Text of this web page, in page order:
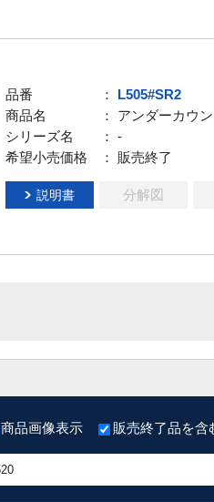
品番 ： L505#SR2
商品名
： アンダーカウ
シリーズ名
： -
希望小売価格
： 販売終了
説明書 分解図
商品画像表示 販売終了品を含